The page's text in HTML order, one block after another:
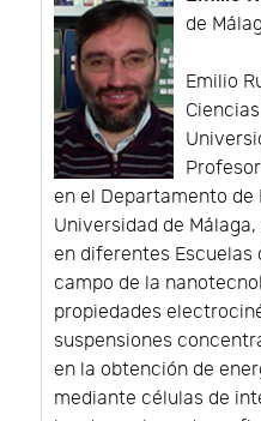
de
Emilio
en el Departamento de
Universidad de
en diferentes Escuelas
campo de la
propiedades
suspensiones
en la obtención de
mediante células de